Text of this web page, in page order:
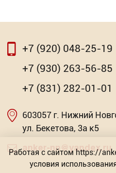
Упор дверной
от
⇦
Насадка для МФИ ЗУБР
мрамор,
Торговых
от
+7 (920) 048-25-19
+7 (930) 263-56-85
+7 (831) 282-01-01
603057 г. Нижний
ул. Бекетова, 3а к5
anker-nn@yandex.ru
Работая с сайтом https://
условия